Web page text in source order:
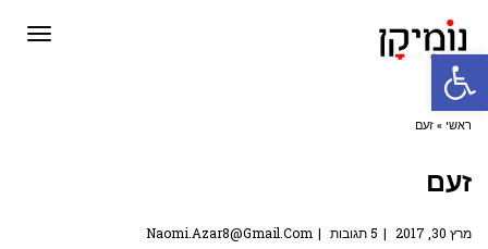
פתח סרגל נגישות
ראשי » זעם
זעם
מרץ 30, 2017 5 תגובות Naomi.azar8@gmail.com